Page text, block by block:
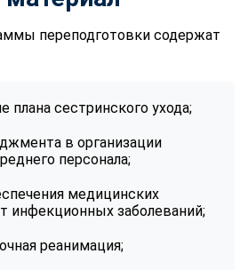
переподготовки содержат
плана сестринского ухода;
в организации
персонала;
медицинских
инфекционных заболеваний;
реанимация;